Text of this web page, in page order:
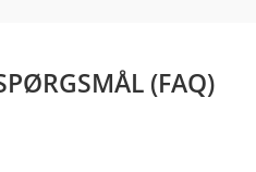
(FAQ)